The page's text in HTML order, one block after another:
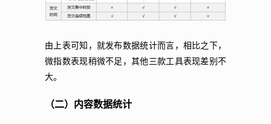
由上表可知，就发布数据统计而言，相比之下，
微指数表现稍微不足，其他三款工具表现差别不
大。
（二）内容数据统计